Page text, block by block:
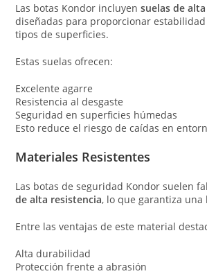
Las botas Kondor incluyensuelas de
diseñadas para proporcionar
tipos de superficies.
Estas suelas ofrecen:
Excelente agarre
Resistencia al desgaste
Seguridad en superficies húmedas
Esto reduce el riesgo de caídas en
Materiales Resistentes
Las botas de seguridad Kondor suelen
de alta resistencia, lo que garantiza
Entre las ventajas de este material
Alta durabilidad
Protección frente a abrasión